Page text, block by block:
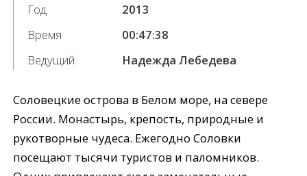
Год
2013
Время
00:47:38
Ведущий
Надежда Лебедева
Соловецкие острова в Белом море, на севере
России. Монастырь, крепость, природные и
рукотворные чудеса. Ежегодно Соловки
посещают тысячи туристов и паломников.